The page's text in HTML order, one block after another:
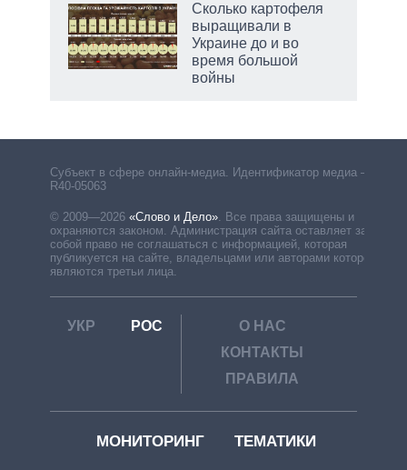
Сколько картофеля
выращивали в
Украине до и во
время большой
войны
Субъект в сфере онлайн-медиа. Идентификатор медиа –
R40-05063
© 2009—2026 «Слово и Дело». Все права защищены и
охраняются законом. Администрация сайта оставляет за
собой право не соглашаться с информацией, которая
публикуется на сайте, владельцами или авторами которой
являются третьи лица.
УКР РОС
О НАС
КОНТАКТЫ
ПРАВИЛА
МОНИТОРИНГ ТЕМАТИКИ